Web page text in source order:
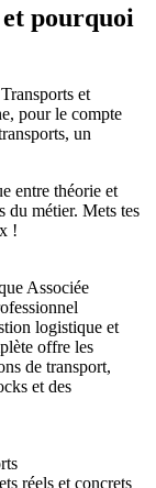
pourquoi
et
pour le compte
un
entre théorie et
du métier. Mets tes
!
Associée
logistique et
offre les
de transport,
et des
réels et concrets